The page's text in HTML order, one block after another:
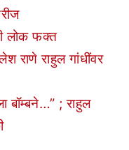
लोक फक्त
राणे राहुल गांधींवर
बॉम्बने…” ; राहुल